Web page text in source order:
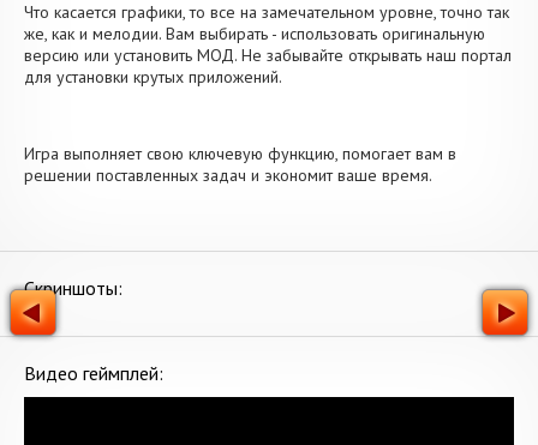
Что касается графики, то все на замечательном уровне, точно так
же, как и мелодии. Вам выбирать - использовать оригинальную
версию или установить МОД. Не забывайте открывать наш портал
для установки крутых приложений.
Игра выполняет свою ключевую функцию, помогает вам в
решении поставленных задач и экономит ваше время.
Скриншоты:
Видео геймплей: